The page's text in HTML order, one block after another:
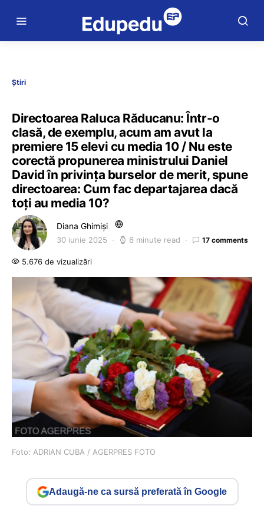
Știri
Directoarea Raluca Răducanu: Într-o
clasă, de exemplu, acum am avut la
premiere 15 elevi cu media 10 / Nu este
corectă propunerea ministrului Daniel
David în privința burselor de merit, spune
directoarea: Cum fac departajarea dacă
toți au media 10?
Diana Ghimiși
30 iunie 2025 6 minute read 17 comments
5.676 de vizualizări
Foto: ADRIAN CUBA / AGERPRES FOTO
Adaugă-ne ca sursă preferată în Google